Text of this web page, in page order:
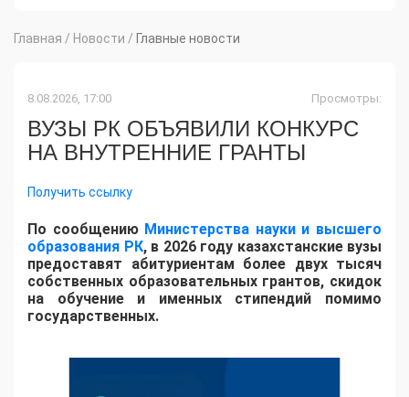
Главная / Новости / Главные новости
8.08.2026, 17:00 Просмотры:
ВУЗЫ РК ОБЪЯВИЛИ КОНКУРС
НА ВНУТРЕННИЕ ГРАНТЫ
Получить ссылку
По сообщению Министерства науки и высшего
образования РК, в 2026 году казахстанские вузы
предоставят абитуриентам более двух тысяч
собственных образовательных грантов, скидок
на обучение и именных стипендий помимо
государственных.